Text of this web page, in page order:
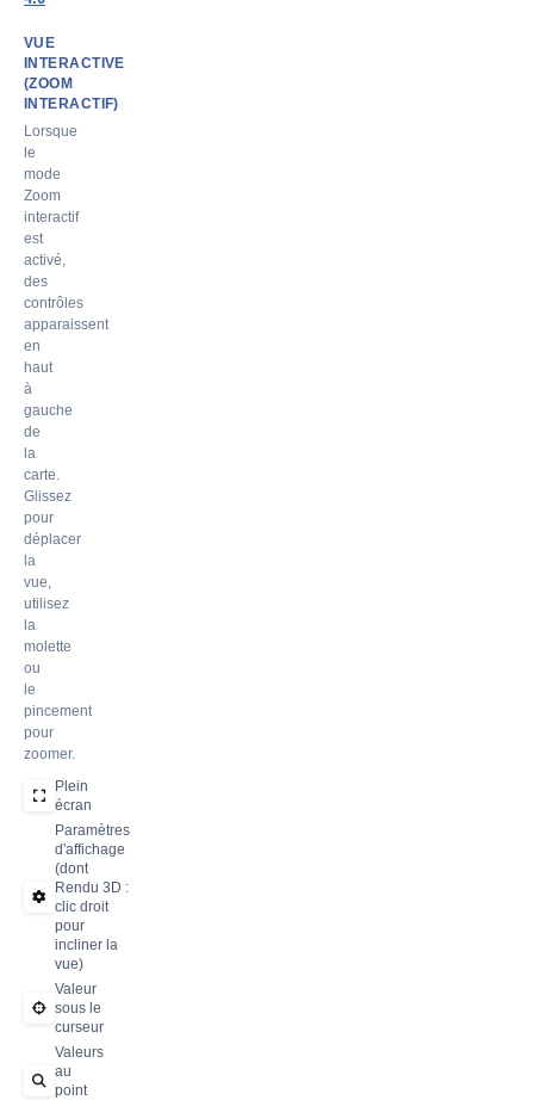
VUE
INTERACTIVE
(ZOOM
INTERACTIF)
Lorsque
le
mode
Zoom
interactif
est
activé,
des
contrôles
apparaissent
en
haut
à
gauche
de
la
carte.
Glissez
pour
déplacer
la
vue,
utilisez
la
molette
ou
le
pincement
pour
zoomer.
Plein
écran
Paramètres
d'affichage
(dont
Rendu 3D :
clic droit
pour
incliner la
vue)
Valeur
sous le
curseur
Valeurs
au
point